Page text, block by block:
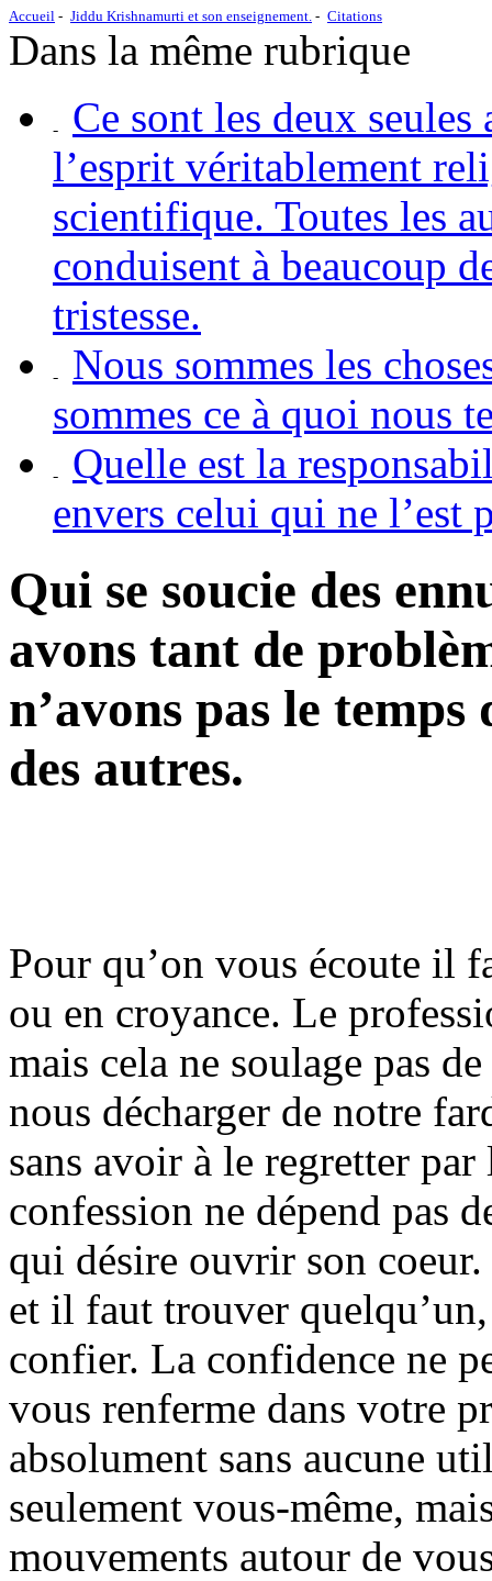
Accueil Jiddu Krishnamurti et son enseignement. Citations
Dans la même rubrique
Ce sont les deux
l’esprit véritablement
scientifique. Toutes les
conduisent à beaucoup
tristesse.
Nous sommes les
sommes ce à quoi nous
Quelle est la
envers celui qui ne l’est
Qui se soucie des
avons tant de
n’avons pas le
des autres.
Pour qu’on vous écoute il
ou en croyance. Le
mais cela ne soulage pas
nous décharger de notre
sans avoir à le regretter
confession ne dépend pas
qui désire ouvrir son
et il faut trouver
confier. La confidence ne
vous renferme dans votre
absolument sans aucune
seulement vous-même,
mouvements autour de